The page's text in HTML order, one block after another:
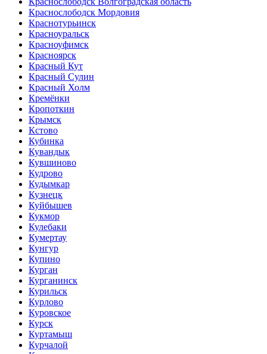
Краснослободск Мордовия
Краснотурьинск
Красноуральск
Красноуфимск
Красноярск
Красный Кут
Красный Сулин
Красный Холм
Кремёнки
Кропоткин
Крымск
Кстово
Кубинка
Кувандык
Кувшиново
Кудрово
Кудымкар
Кузнецк
Куйбышев
Кукмор
Кулебаки
Кумертау
Кунгур
Купино
Курган
Курганинск
Курильск
Курлово
Куровское
Курск
Куртамыш
Курчалой